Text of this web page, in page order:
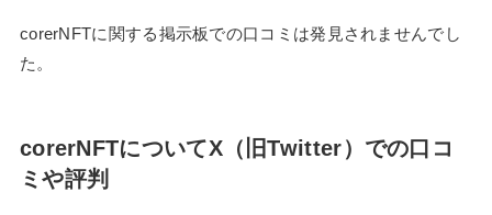
corerNFTに関する掲示板での口コミは発見されませんでし
た。
corerNFTについてX（旧Twitter）での口コ
ミや評判